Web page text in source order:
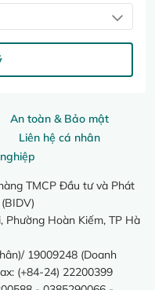
An toàn & Bảo mật
Liên hệ cá nhân
TMCP Đầu tư và Phát
Phường Hoàn Kiếm, TP Hà
19009248 (Doanh
(+84-24) 22200399